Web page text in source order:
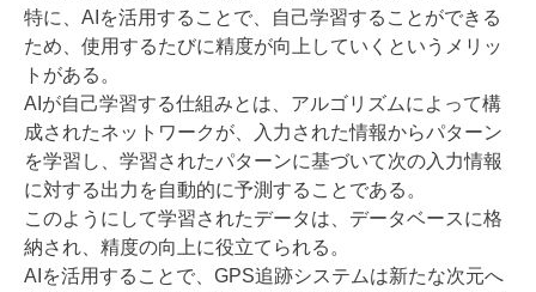
特に、AIを活用することで、自己学習することができる
ため、使用するたびに精度が向上していくというメリッ
トがある。
AIが自己学習する仕組みとは、アルゴリズムによって構
成されたネットワークが、入力された情報からパターン
を学習し、学習されたパターンに基づいて次の入力情報
に対する出力を自動的に予測することである。
このようにして学習されたデータは、データベースに格
納され、精度の向上に役立てられる。
AIを活用することで、GPS追跡システムは新たな次元へ